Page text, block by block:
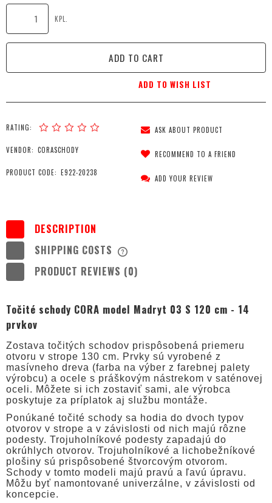
KPL.
ADD TO CART
ADD TO WISH LIST
RATING:
VENDOR: CORASCHODY
PRODUCT CODE: E922-20238
ASK ABOUT PRODUCT
RECOMMEND TO A FRIEND
ADD YOUR REVIEW
DESCRIPTION
SHIPPING COSTS
POSSIBLE PAYMENT COSTS
PRODUCT REVIEWS (0)
Točité schody CORA model Madryt 03 S 120 cm - 14
prvkov
Zostava točitých schodov prispôsobená priemeru
otvoru v strope 130 cm. Prvky sú vyrobené z
masívneho dreva (farba na výber z farebnej palety
výrobcu) a ocele s práškovým nástrekom v saténovej
oceli. Môžete si ich zostaviť sami, ale výrobca
poskytuje za príplatok aj službu montáže.
Ponúkané točité schody sa hodia do dvoch typov
otvorov v strope a v závislosti od nich majú rôzne
podesty. Trojuholníkové podesty zapadajú do
okrúhlych otvorov. Trojuholníkové a lichobežníkové
plošiny sú prispôsobené štvorcovým otvorom.
Schody v tomto modeli majú pravú a ľavú úpravu.
Môžu byť namontované univerzálne, v závislosti od
koncepcie.